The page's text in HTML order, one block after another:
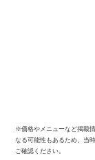
※価格やメニューなど掲載
なる可能性もあるため、当
ご確認ください。